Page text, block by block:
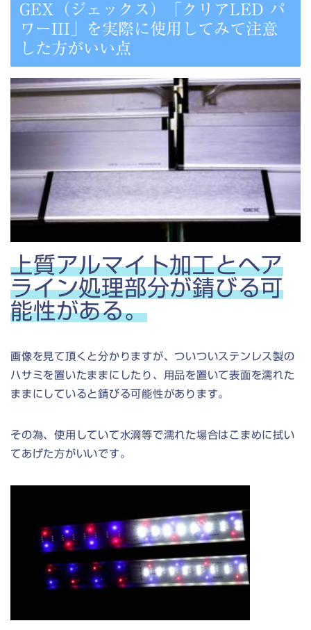
GEX（ジェックス）「クリアLED パ
ワーIII」を実際に使用してみて注意
した方がいい点
上質アルマイト加工とヘア
ライン処理部分が錆びる可
能性がある。
画像を見て頂くと分かりますが、ついついステンレス製の
ハサミを置いたままにしたり、用品を置いて表面を濡れた
ままにしていると錆びる可能性があります。
その為、使用していて水滴等で濡れた場合はこまめに拭い
てあげた方がいいです。